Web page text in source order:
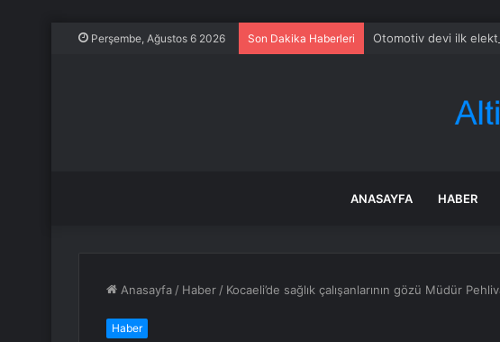
Perşembe, Ağustos 6 2026 Son Dakika Haberleri Otomotiv devi ilk
ANASAYFA HABER
Anasayfa / Haber / Kocaeli’de sağlık çalışanlarının gözü Müdür
Haber